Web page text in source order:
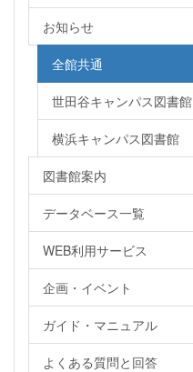
お知らせ
全館共通
世田谷キャンパス図書館
横浜キャンパス図書館
図書館案内
データベース一覧
WEB利用サービス
企画・イベント
ガイド・マニュアル
よくある質問と回答